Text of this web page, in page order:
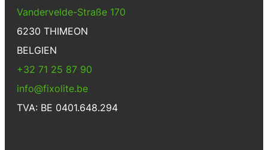
Vandervelde-Straße 170
6230 THIMEON
BELGIEN
+32 71 25 87 90
info@fixolite.be
TVA: BE 0401.648.294